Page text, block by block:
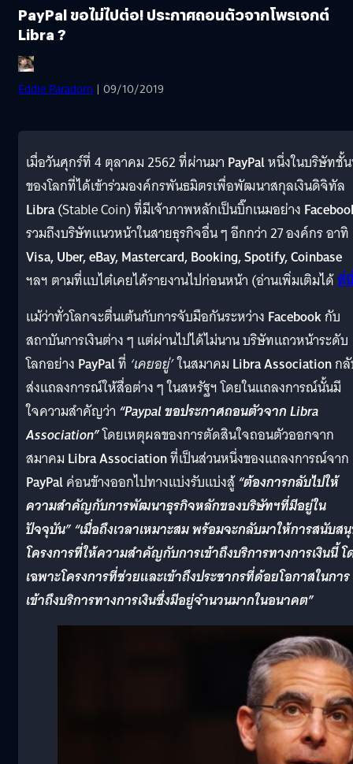
PayPal ขอไม่ไปต่อ! ประกาศถอนตัวจากโพรเจกต์
Libra ?
Eddie Paradorn | 09/10/2019
เมื่อวันศุกร์ที่ 4 ตุลาคม 2562 ที่ผ่านมา PayPalหนึ่งในบริษัทชั้
ของโลกที่ได้เข้าร่วมองค์กรพันธมิตรเพื่อพัฒนาสกุลเงินดิจิทัล
Libra(Stable Coin) ที่มีเจ้าภาพหลักเป็นบิ๊กเนมอย่าง
รวมถึงบริษัทแนวหน้าในสายธุรกิจอื่น ๆ อีกกว่า 27 องค์กร อาทิ
Visa, Uber, eBay, Mastercard, Booking, Spotify, Coinbase
ฯลฯ ตามที่แบไต๋เคยได้รายงานไปก่อนหน้า (อ่านเพิ่มเติมได้ที่นี่
แม้ว่าทั่วโลกจะตื่นเต้นกับการจับมือกันระหว่าง Facebookกับ
สถาบันการเงินต่าง ๆ แต่ผ่านไปได้ไม่นาน บริษัทแถวหน้าระดับ
โลกอย่าง PayPalที่ ‘เคยอยู่’ในสมาคม Libra Associationก
ส่งแถลงการณ์ให้สื่อต่าง ๆ ในสหรัฐฯ โดยในแถลงการณ์นั้นมี
ใจความสำคัญว่า “Paypal ขอประกาศถอนตัวจาก Libra
Association”โดยเหตุผลของการตัดสินใจถอนตัวออกจาก
สมาคม Libra Associationที่เป็นส่วนหนึ่งของแถลงการณ์จาก
PayPalค่อนข้างออกไปทางแบ่งรับแบ่งสู้“ต้องการกลับไปให้
ความสำคัญกับการพัฒนาธุรกิจหลักของบริษัทฯที่มีอยู่ใน
ปัจจุบัน”“เมื่อถึงเวลาเหมาะสม พร้อมจะกลับมาให้การสนับส
โครงการที่ให้ความสำคัญกับการเข้าถึงบริการทางการเงินนี้ โ
เฉพาะโครงการที่ช่วยและเข้าถึงประชากรที่ด้อยโอกาสในการ
เข้าถึงบริการทางการเงินซึ่งมีอยู่จำนวนมากในอนาคต”